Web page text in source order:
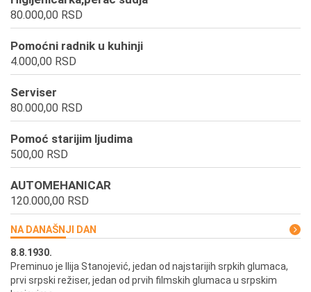
80.000,00 RSD
Pomoćni radnik u kuhinji
4.000,00 RSD
Serviser
80.000,00 RSD
Pomoć starijim ljudima
500,00 RSD
AUTOMEHANICAR
120.000,00 RSD
NA DANAŠNJI DAN
8.8.1930.
Preminuo je Ilija Stanojević, jedan od najstarijih srpkih glumaca,
prvi srpski režiser, jedan od prvih filmskih glumaca u srpskim